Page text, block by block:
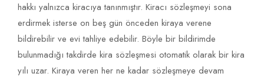
hakkı yalnızca kiracıya tanınmıştır. Kiracı sözleşmeyi sona
erdirmek isterse on beş gün önceden kiraya verene
bildirebilir ve evi tahliye edebilir. Böyle bir bildirimde
bulunmadığı takdirde kira sözleşmesi otomatik olarak bir kira
yılı uzar. Kiraya veren her ne kadar sözleşmeye devam